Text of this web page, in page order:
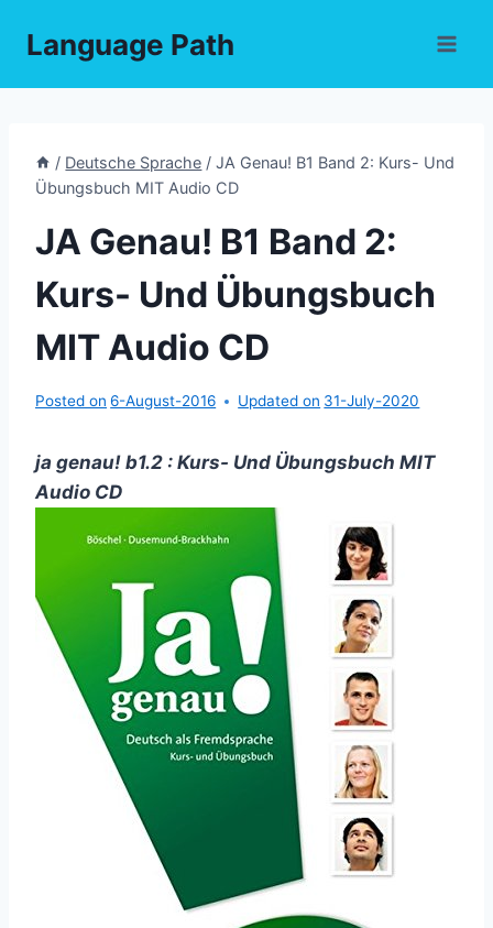
Language Path
/ Deutsche Sprache / JA Genau! B1 Band 2: Kurs- Und
Übungsbuch MIT Audio CD
JA Genau! B1 Band 2:
Kurs- Und Übungsbuch
MIT Audio CD
Posted on 6-August-2016 Updated on 31-July-2020
ja genau! b1.2 : Kurs- Und Übungsbuch MIT
Audio CD